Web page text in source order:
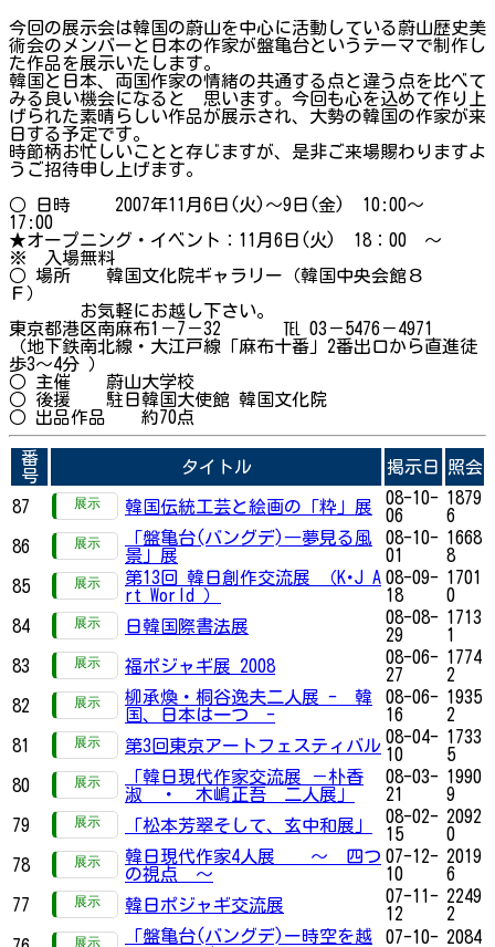
今回の展示会は韓国の蔚山を中心に活動している蔚山歴史美
術会のメンバーと日本の作家が盤亀台というテーマで制作し
た作品を展示いたします。
韓国と日本、両国作家の情緒の共通する点と違う点を比べて
みる良い機会になると 思います。今回も心を込めて作り上
げられた素晴らしい作品が展示され、大勢の韓国の作家が来
日する予定です。
時節柄お忙しいことと存じますが、是非ご来場賜わりますよ
うご招待申し上げます。
○ 日時 2007年11月6日(火)～9日(金) 10:00～
17:00
★オープニング・イベント：11月6日(火) 18：00 ～
※ 入場無料
○ 場所 韓国文化院ギャラリー（韓国中央会館８
Ｆ）
お気軽にお越し下さい。
東京都港区南麻布1－7－32 ℡ 03－5476－4971
（地下鉄南北線・大江戸線「麻布十番」2番出口から直進徒
歩3～4分 ）
○ 主催 蔚山大学校
○ 後援 駐日韓国大使館 韓国文化院
○ 出品作品 約70点
番
号
タイトル 掲示日 照会
87 韓国伝統工芸と絵画の「粋」展
08-10-
06
1879
6
86
「盤亀台(バングデ)―夢見る風
景」展
08-10-
01
1668
8
85
第13回 韓日創作交流展 （K･J A
rt World ）
08-09-
18
1701
0
84
日韓国際書法展
08-08-
29
1713
1
83
福ポジャギ展 2008
08-06-
27
1774
2
82
柳承煥・桐谷逸夫二人展 - 韓
国、日本は一つ -
08-06-
16
1935
2
81
第3回東京アートフェスティバル 08-04-
10
1733
5
80
「韓日現代作家交流展 －朴香
淑 ・ 木嶋正吾 二人展」
08-03-
21
1990
9
79
「松本芳翠そして、玄中和展」
08-02-
15
2092
0
78
韓日現代作家4人展 ～ 四つ
の視点 ～
07-12-
10
2019
6
77
韓日ポジャギ交流展
07-11-
12
2249
2
「盤亀台(バングデ)ー時空を越
07-10- 2084